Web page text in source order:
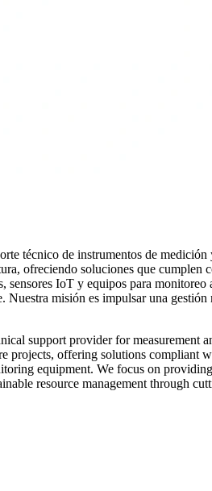
técnico de instrumentos de
ofreciendo soluciones que
sensores IoT y equipos para
Nuestra misión es impulsar una
support provider for
projects, offering solutions
equipment. We focus on
resource management through